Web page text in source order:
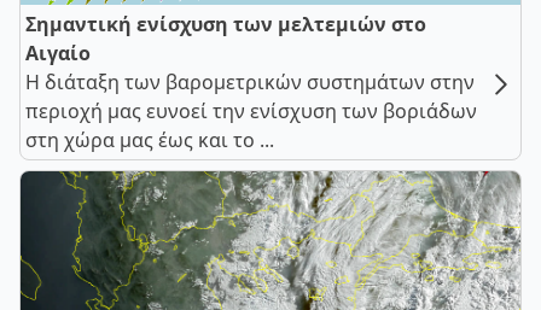
Σημαντική ενίσχυση των μελτεμιών στο
Αιγαίο
Η διάταξη των βαρομετρικών συστημάτων στην
περιοχή μας ευνοεί την ενίσχυση των βοριάδων
στη χώρα μας έως και το ...